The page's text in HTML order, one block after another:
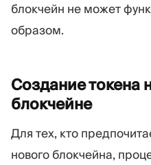
блокчейн не может
образом.
Создание
блокчейне
Для тех, кто
нового блокчейна,